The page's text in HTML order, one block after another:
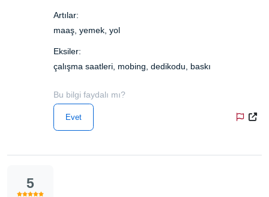
Artılar:
maaş, yemek, yol
Eksiler:
çalışma saatleri, mobing, dedikodu, baskı
Bu bilgi faydalı mı?
Evet
5